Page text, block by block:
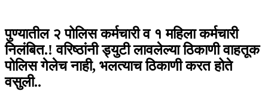
पुण्यातील २ पोलिस कर्मचारी व १ महिला कर्मचारी
निलंबित.! वरिष्ठांनी ड्युटी लावलेल्या ठिकाणी वाहतूक
पोलिस गेलेच नाही, भलत्याच ठिकाणी करत होते
वसुली..